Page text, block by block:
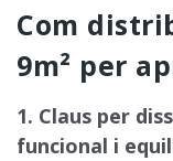
Com
9m² per
1. Claus per
funcional i